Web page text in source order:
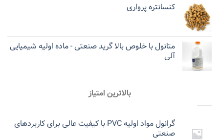
کنسانتره پرواری
متانول با خلوص بالا گرید صنعتی - ماده اولیه شیمیایی
آلی
بالاترین امتیاز
گرانول مواد اولیه PVC با کیفیت عالی برای کاربردهای
صنعتی